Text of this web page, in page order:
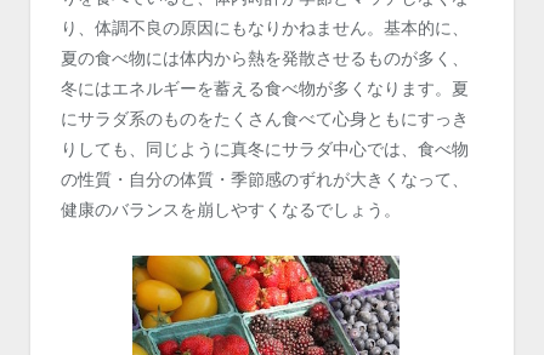
り、体調不良の原因にもなりかねません。基本的に、
夏の食べ物には体内から熱を発散させるものが多く、
冬にはエネルギーを蓄える食べ物が多くなります。夏
にサラダ系のものをたくさん食べて心身ともにすっき
りしても、同じように真冬にサラダ中心では、食べ物
の性質・自分の体質・季節感のずれが大きくなって、
健康のバランスを崩しやすくなるでしょう。